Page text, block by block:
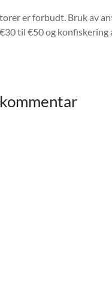
er forbudt. Bruk av
til €50 og konfiskering